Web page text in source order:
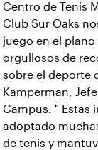
Centro de Tenis
Club Sur Oaks
juego en el
orgullosos de
sobre el deporte
Kamperman,
Campus. " Estas
adoptado
de tenis y